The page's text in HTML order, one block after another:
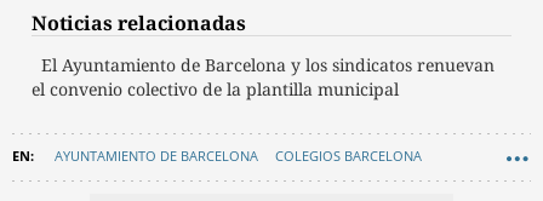
Noticias relacionadas
El Ayuntamiento de Barcelona y los sindicatos renuevan
el convenio colectivo de la plantilla municipal
AYUNTAMIENTO DE BARCELONA COLEGIOS BARCELONA